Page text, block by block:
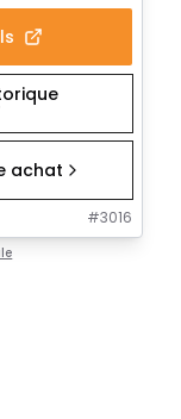
achat
#3016